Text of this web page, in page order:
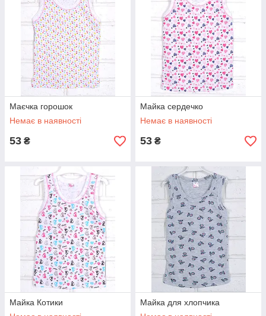
Маєчка горошок
Немає в наявності
53 ₴
Майка сердечко
Немає в наявності
53 ₴
Майка Котики
Майка для хлопчика